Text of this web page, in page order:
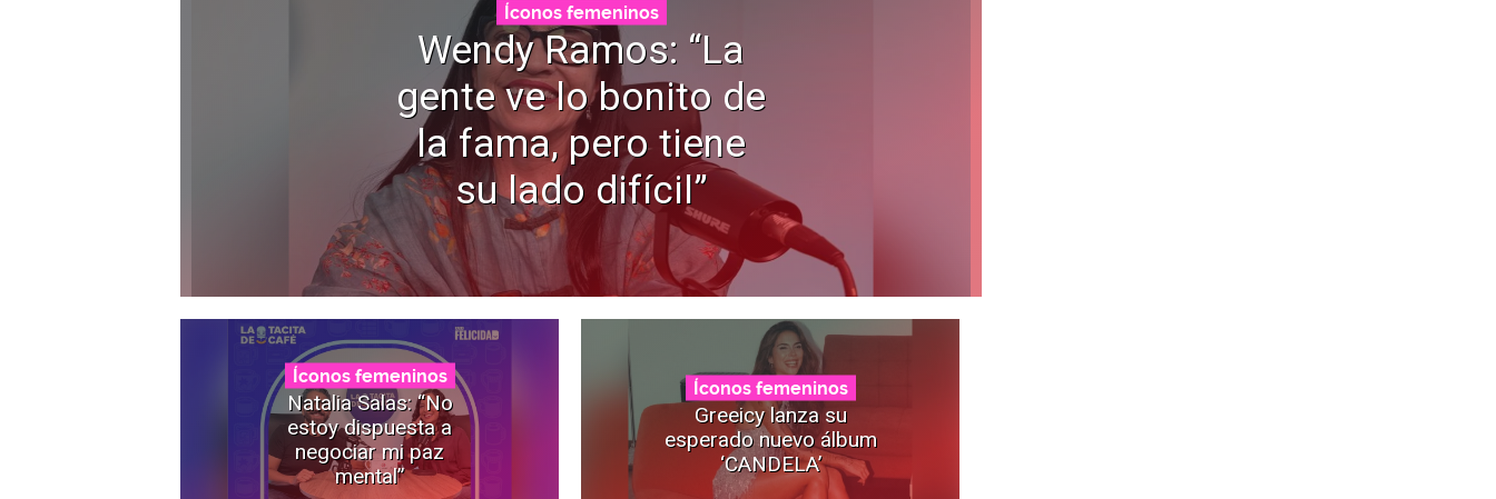
Íconos femeninos
Wendy Ramos: “La
gente ve lo bonito de
la fama, pero tiene
su lado difícil”
Íconos femeninos
Natalia Salas: “No
estoy dispuesta a
negociar mi paz
mental”
Íconos femeninos
Greeicy lanza su
esperado nuevo álbum
‘CANDELA’